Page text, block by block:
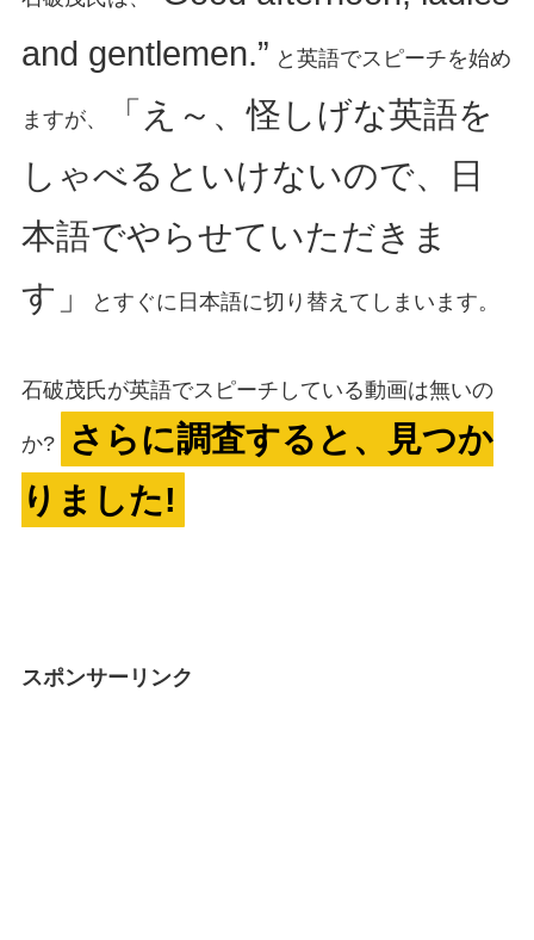
and gentlemen.” と英語でスピーチを始め
ますが、
「え～、怪しげな英語を
しゃべるといけないので、日
本語でやらせていただきま
す」
とすぐに日本語に切り替えてしまいます。
石破茂氏が英語でスピーチしている動画は無いの
か?
さらに調査すると、見つか
りました!
スポンサーリンク